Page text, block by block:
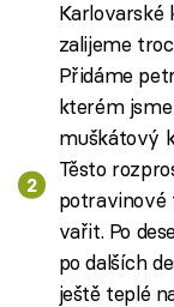
Karlovarské
zalijeme
Přidáme
kterém
muškátový
Těsto
potravinové
vařit. Po
po dalších
ještě teplé